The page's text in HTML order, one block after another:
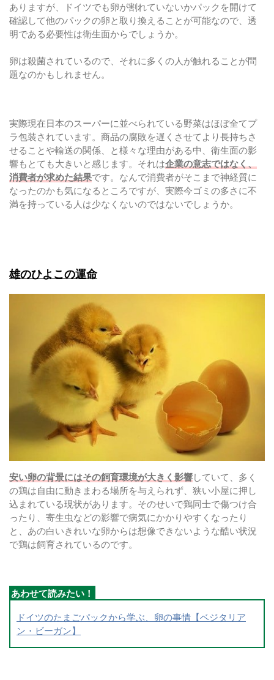
ありますが、ドイツでも卵が割れていないかパックを開けて
確認して他のパックの卵と取り換えることが可能なので、透
明である必要性は衛生面からでしょうか。
卵は殺菌されているので、それに多くの人が触れることが問
題なのかもしれません。
実際現在日本のスーパーに並べられている野菜はほぼ全てプ
ラ包装されています。商品の腐敗を遅くさせてより長持ちさ
せることや輸送の関係、と様々な理由がある中、衛生面の影
響もとても大きいと感じます。それは企業の意志ではなく、
消費者が求めた結果です。なんで消費者がそこまで神経質に
なったのかも気になるところですが、実際今ゴミの多さに不
満を持っている人は少なくないのではないでしょうか。
雄のひよこの運命
安い卵の背景にはその飼育環境が大きく影響していて、多く
の鶏は自由に動きまわる場所を与えられず、狭い小屋に押し
込まれている現状があります。そのせいで鶏同士で傷つけ合
ったり、寄生虫などの影響で病気にかかりやすくなったり
と、あの白いきれいな卵からは想像できないような酷い状況
で鶏は飼育されているのです。
ドイツのたまごパックから学ぶ、卵の事情【ベジタリア
ン・ビーガン】